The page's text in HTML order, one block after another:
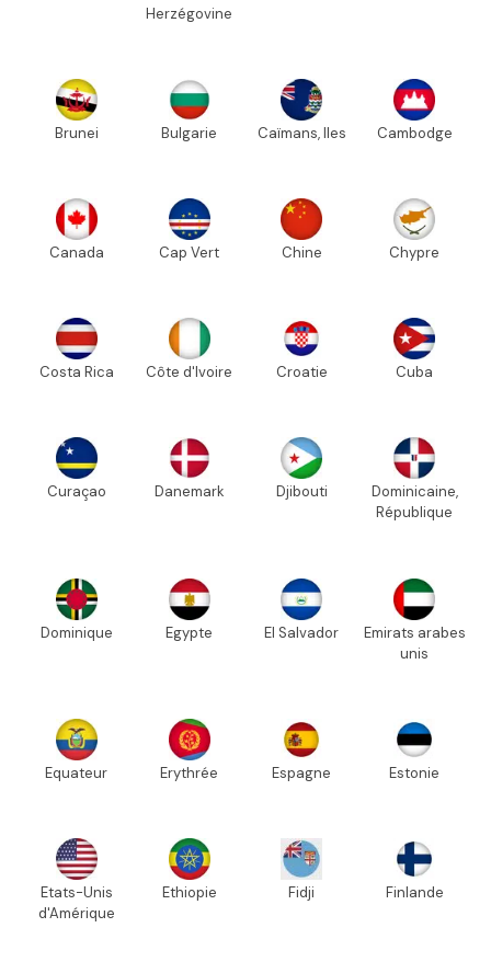
Herzégovine
Brunei Bulgarie Caïmans, Iles Cambodge
Canada Cap Vert Chine Chypre
Costa Rica Côte d'Ivoire Croatie Cuba
Curaçao Danemark Djibouti
Dominicaine,
République
Dominique Egypte El Salvador
Emirats arabes
unis
Equateur Erythrée Espagne Estonie
Etats-Unis
d'Amérique
Ethiopie Fidji Finlande